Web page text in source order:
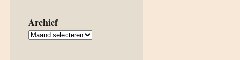
Archief
Archief